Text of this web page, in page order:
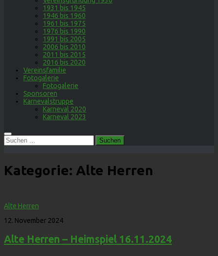
1931 bis 1945
1946 bis 1960
1961 bis 1975
1976 bis 1990
1991 bis 2005
2006 bis 2010
2011 bis 2015
2016 bis 2020
Vereinsfamilie
Fotogalerie
Fotogalerie
Sponsoren
Karnevalstruppe
Karneval 2020
Karneval 2023
Suchen
nach:
Kategorie: Alte Herren
Alte Herren
12. November 2024
Alte Herren – Heimspiel 16.11.2024